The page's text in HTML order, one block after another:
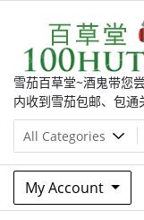
content
雪茄百草堂~酒鬼带您
内收到雪茄包邮、包通
My Account